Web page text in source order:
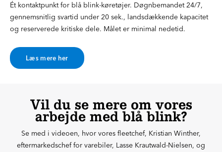
Ét kontaktpunkt for blå blink-køretøjer. Døgnbemandet 24/7,
gennemsnitlig svartid under 20 sek., landsdækkende kapacitet
og reserverede kritiske dele. Målet er minimal nedetid.
Læs mere her
Vil du se mere om vores
arbejde med blå blink?
Se med i videoen, hvor vores fleetchef, Kristian Winther,
eftermarkedschef for varebiler, Lasse Krautwald-Nielsen, og